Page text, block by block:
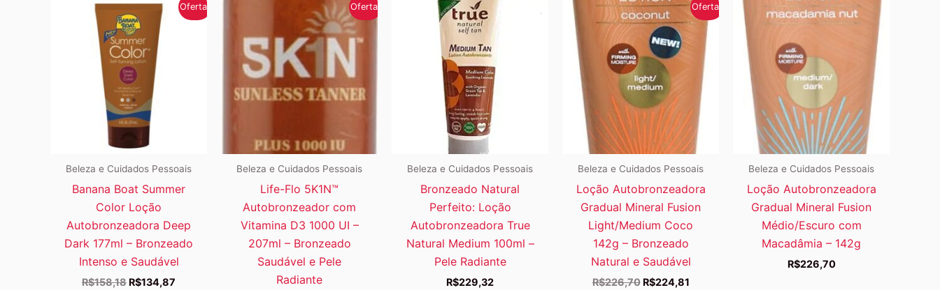
Oferta!
Beleza e Cuidados Pessoais
Banana Boat Summer
Color Loção
Autobronzeadora Deep
Dark 177ml – Bronzeado
Intenso e Saudável
R$158,18 O
R$134,87
Oferta!
Beleza e Cuidados Pessoais
Life-Flo 5K1N™
Autobronzeador com
Vitamina D3 1000 UI –
207ml – Bronzeado
Saudável e Pele
Radiante
Beleza e Cuidados Pessoais
Bronzeado Natural
Perfeito: Loção
Autobronzeadora True
Natural Medium 100ml –
Pele Radiante
R$229,32
Oferta!
Beleza e Cuidados Pessoais
Loção Autobronzeadora
Gradual Mineral Fusion
Light/Medium Coco
142g – Bronzeado
Natural e Saudável
R$226,70 O
R$224,81O
Beleza e Cuidados Pessoais
Loção Autobronzeadora
Gradual Mineral Fusion
Médio/Escuro com
Macadâmia – 142g
R$226,70